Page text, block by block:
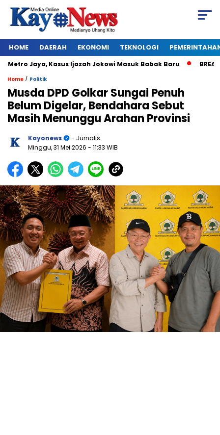
HOME DAERAH EKONOMI TEKNOLOGI
Jaya, Kasus Ijazah Jokowi Masuk Babak Baru
Home / Politik
Musda DPD Golkar Sungai Penuh
Belum Digelar, Bendahara Sebut
Masih Menunggu Arahan Provinsi
Kayonews
- Jurnalis
Minggu, 31 Mei 2026 - 11:33 WIB